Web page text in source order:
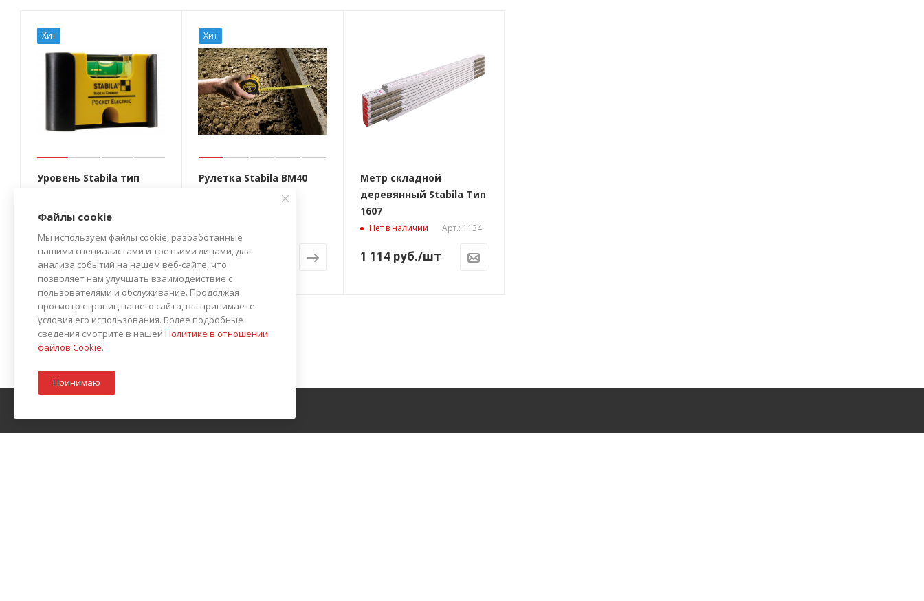
Хит
Уровень Stabila тип
от2 286 руб.
Хит
Рулетка Stabila BM40
Метр складной
деревянный Stabila Тип
1607
Нет в наличии Арт.: 1134
1 114руб./шт
Файлы cookie
Мы используем файлы cookie, разработанные
нашими специалистами и третьими лицами, для
анализа событий на нашем веб-сайте, что
позволяет нам улучшать взаимодействие с
пользователями и обслуживание. Продолжая
просмотр страниц нашего сайта, вы принимаете
условия его использования. Более подробные
сведения смотрите в нашей Политике в отношении
файлов Cookie.
Принимаю